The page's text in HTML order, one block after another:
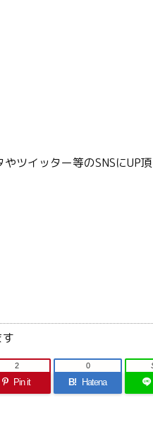
ツイッター等のSNSにUP
Pin it
2
B! Hatena
0